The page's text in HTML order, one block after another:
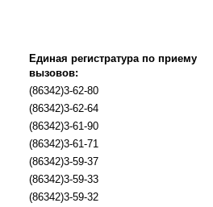
Единая регистратура по приему
вызовов:
(86342)3-62-80
(86342)3-62-64
(86342)3-61-90
(86342)3-61-71
(86342)3-59-37
(86342)3-59-33
(86342)3-59-32